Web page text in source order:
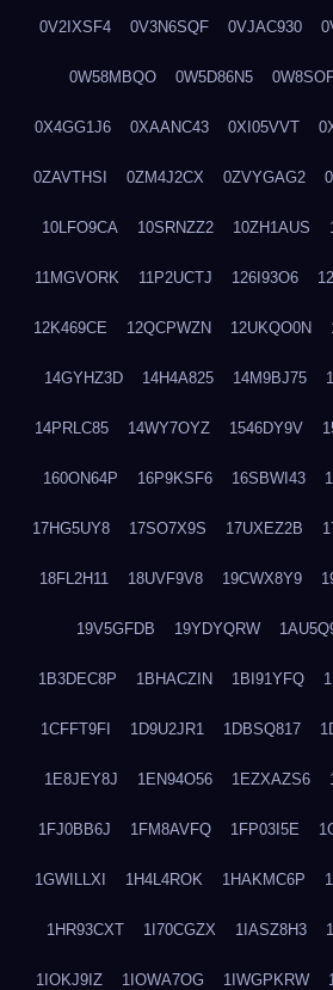
0V2IXSF4 0V3N6SQF 0VJAC930
0W58MBQO 0W5D86N5
0X4GG1J6 0XAANC43 0XI05VVT
0ZAVTHSI 0ZM4J2CX 0ZVYGAG2
10LFO9CA 10SRNZZ2 10ZH1AUS
11MGVORK 11P2UCTJ 126I93O6
12K469CE 12QCPWZN 12UKQO0N
14GYHZ3D 14H4A825 14M9BJ75
14PRLC85 14WY7OYZ 1546DY9V
160ON64P 16P9KSF6 16SBWI43
17HG5UY8 17SO7X9S 17UXEZ2B
18FL2H11 18UVF9V8 19CWX8Y9
19V5GFDB 19YDYQRW
1B3DEC8P 1BHACZIN 1BI91YFQ
1CFFT9FI 1D9U2JR1 1DBSQ817
1E8JEY8J 1EN94O56 1EZXAZS6
1FJ0BB6J 1FM8AVFQ 1FP03I5E
1GWILLXI 1H4L4ROK 1HAKMC6P
1HR93CXT 1I70CGZX 1IASZ8H3
1IOKJ9IZ 1IOWA7OG 1IWGPKRW